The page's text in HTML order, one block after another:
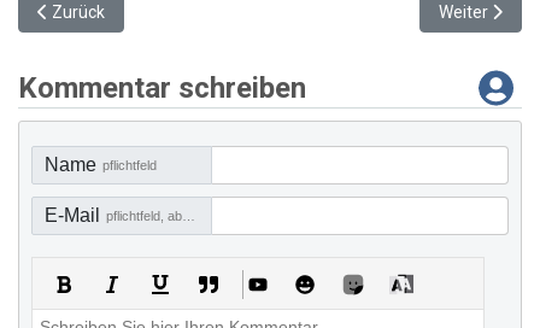
Vorheriger Beitrag: Bürgerämter in Horkheim, Biberach und
Zurück Nächster
Weiter
Kommentar schreiben
Name pflichtfeld
E-Mail